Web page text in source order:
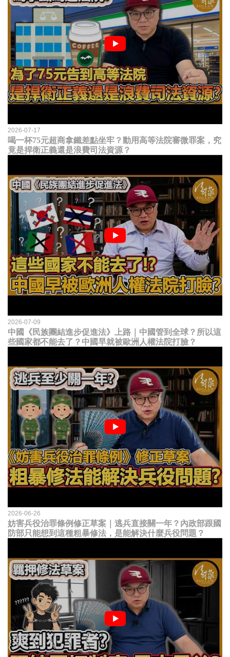
2026-07-17
喝一杯75元超商拿鐵差點坐牢？動用高等法院審微罪案，究
竟是捍衛正義還是浪費司法資源？
2026-07-09
中國《民族團結進步促進法》上路｜中國管到全球？所以這
些國家都不能去了？中國早就被歐洲人權法院打臉？
2026-06-26
妨害兵役治罪條例修正草案｜逃兵直接關一年？內政部跟國
防部只能想到這種粗暴修法，是能解決什麼兵役問題？